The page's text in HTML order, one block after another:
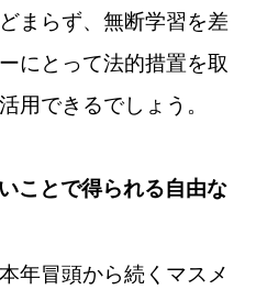
まらず、無断学習を差
にとって法的措置を取
用できるでしょう。
ことで得られる自由な
年冒頭から続くマスメ